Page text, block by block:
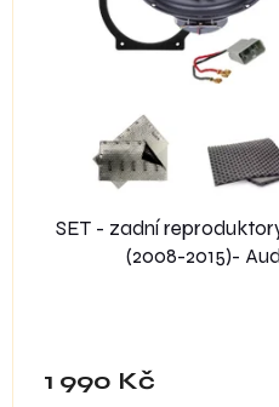
SET - zadní
(2008-2015)-
1 990 Kč